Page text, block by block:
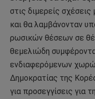
στις διμερείς
και θα λαμβάνονταν
ρωσικών θέσεων σε
θεμελιώδη
ενδιαφερόμενων
Δημοκρατίας της
για προσεγγίσεις για